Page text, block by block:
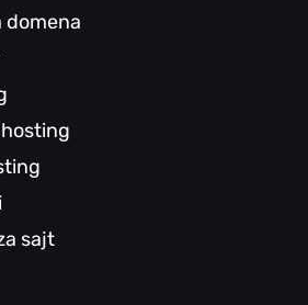
domena
sajt